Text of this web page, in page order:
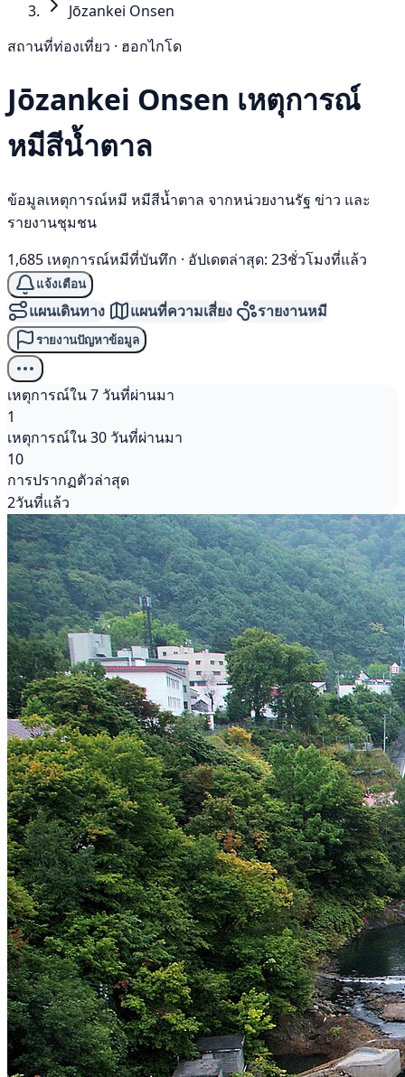
Jōzankei Onsen
สถานที่ท่องเที่ยว · ฮอกไกโด
Jōzankei Onsen เหตุการณ์
หมีสีน้ำตาล
ข้อมูลเหตุการณ์หมี หมีสีน้ำตาล จากหน่วยงานรัฐ ข่าว และ
รายงานชุมชน
1,685 เหตุการณ์หมีที่บันทึก · อัปเดตล่าสุด: 23ชั่วโมงที่แล้ว
แจ้งเตือน
แผนเดินทาง แผนที่ความเสี่ยง รายงานหมี
รายงานปัญหาข้อมูล
เหตุการณ์ใน 7 วันที่ผ่านมา
1
เหตุการณ์ใน 30 วันที่ผ่านมา
10
การปรากฏตัวล่าสุด
2วันที่แล้ว